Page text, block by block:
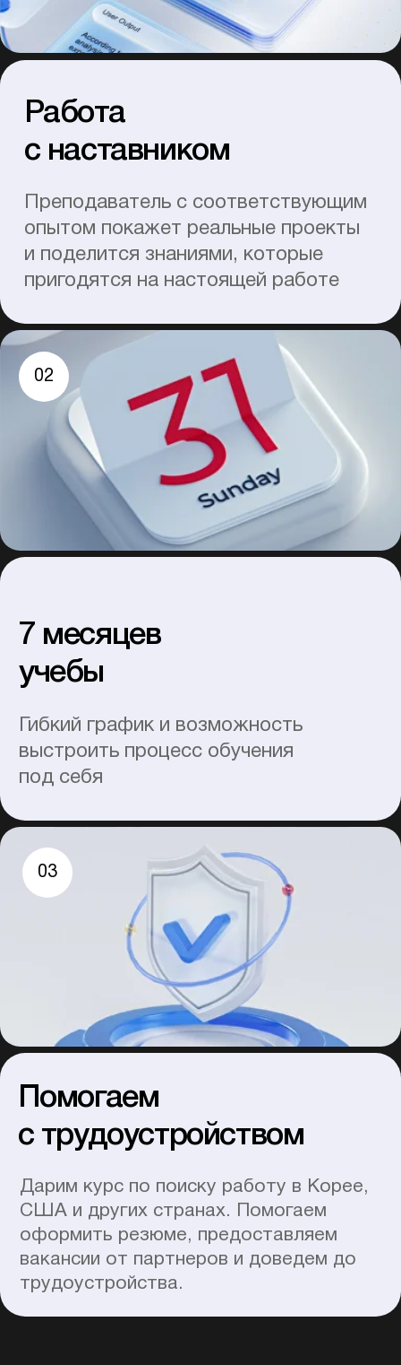
Доступ к международным
офферам
Индивидуальный
Групповые разборы и
Подготовка к
Гарантия трудоустройства
Реальные проекты
Отзывы от
выпускников школы
Посмотрите, что выпускники
говорят о своих успехах
Ответим на
зафиксируем цены
Один клик до мечты
Имя и Фамилия
Ваш E-mail
Номер телефона